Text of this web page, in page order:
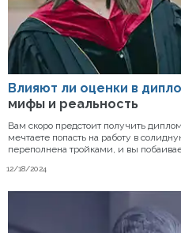
Влияют ли оценки в
мифы и реальность
12/18/2024
Вам скоро предстоит получить
мечтаете попасть на работу в
переполнена тройками, и вы